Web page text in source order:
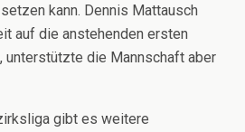
kann. Dennis Mattausch
auf die anstehenden ersten
unterstützte die Mannschaft aber
gibt es weitere